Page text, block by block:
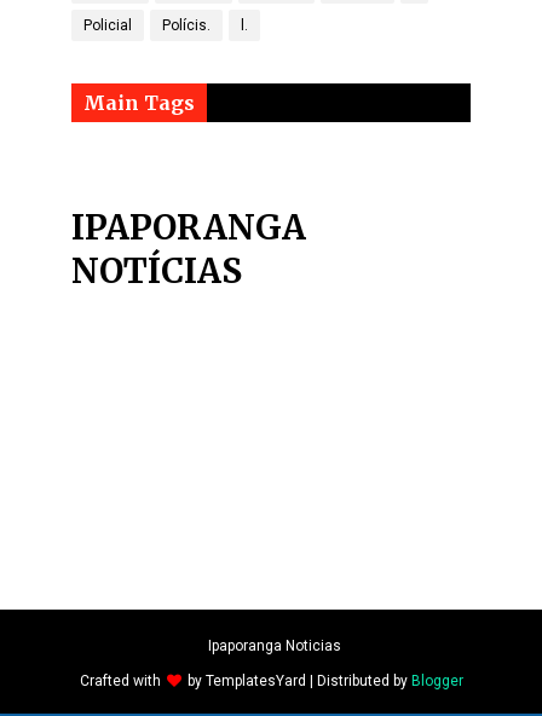
Policial Polícis. l.
Main Tags
IPAPORANGA
NOTÍCIAS
Ipaporanga Noticias
Crafted with by TemplatesYard | Distributed by Blogger